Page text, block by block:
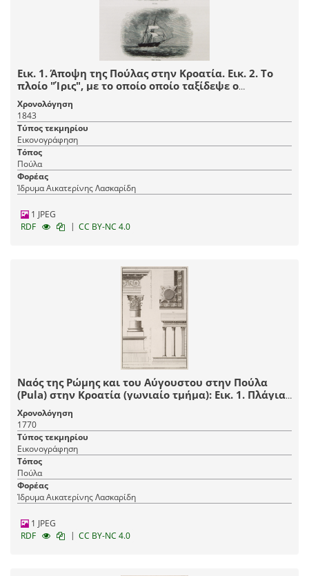
Εικ. 1. Άποψη της Πούλας στην Κροατία. Εικ. 2. Το
πλοίο "Ίρις", με το οποίο οποίο ταξίδεψε ο
συγγραφέας από τη Μάλτα ως τον κόλπο της
Τεργέστης.
Χρονολόγηση
1843
Τύπος τεκμηρίου
Εικονογράφηση
Τόπος
Πούλα
Φορέας
Ίδρυμα Αικατερίνης Λασκαρίδη
1 JPEG
RDF
| CC BY-NC 4.0
Ναός της Ρώμης και του Αύγουστου στην Πούλα
(Pula) στην Κροατία (γωνιαίο τμήμα): Εικ. 1. Πλάγια
όψη. Εικ. 2. Κρηπίδα, στυλοβάτης και βάση κίονα.
Εικ. 3. Όψη κιονόκρανου και θριγκού. Εικ. 4. Άνοψη
κίονα και φατνωμάτων.
Χρονολόγηση
1770
Τύπος τεκμηρίου
Εικονογράφηση
Τόπος
Πούλα
Φορέας
Ίδρυμα Αικατερίνης Λασκαρίδη
1 JPEG
RDF
| CC BY-NC 4.0